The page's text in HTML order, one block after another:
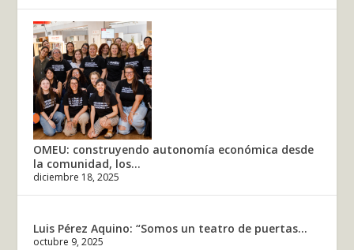
OMEU: construyendo autonomía económica desde
la comunidad, los...
diciembre 18, 2025
Luis Pérez Aquino: “Somos un teatro de puertas...
octubre 9, 2025